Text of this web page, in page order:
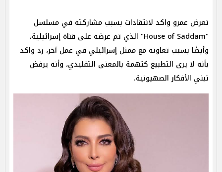
تعرض عمرو واكد لانتقادات بسبب مشاركته في مسلسل
"House of Saddam" الذي تم عرضه على قناة إسرائيلية،
وأيضًا بسبب تعاونه مع ممثل إسرائيلي في عمل آخر، رد واكد
بأنه لا يرى التطبيع كتهمة بالمعنى التقليدي، وأنه يرفض
تبني الأفكار الصهيونية.